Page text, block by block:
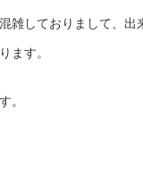
雑しておりまして、出
ます。
。